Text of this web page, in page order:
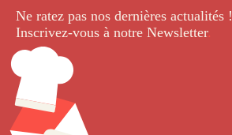
Ne ratez pas nos dernières actualités !
Inscrivez-vous à notre Newsletter.